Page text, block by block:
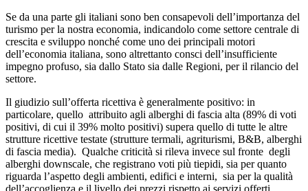
Se da una parte gli italiani sono ben consapevoli dell’importanza del
turismo per la nostra economia, indicandolo come settore centrale di
crescita e sviluppo nonché come uno dei principali motori
dell’economia italiana, sono altrettanto consci dell’insufficiente
impegno profuso, sia dallo Stato sia dalle Regioni, per il rilancio del
settore.
Il giudizio sull’offerta ricettiva è generalmente positivo: in
particolare, quello attribuito agli alberghi di fascia alta (89% di voti
positivi, di cui il 39% molto positivi) supera quello di tutte le altre
strutture ricettive testate (strutture termali, agriturismi, B&B, alberghi
di fascia media). Qualche criticità si rileva invece sul fronte degli
alberghi downscale, che registrano voti più tiepidi, sia per quanto
riguarda l’aspetto degli ambienti, edifici e interni, sia per la qualità
dell’accoglienza e il livello dei prezzi rispetto ai servizi offerti.